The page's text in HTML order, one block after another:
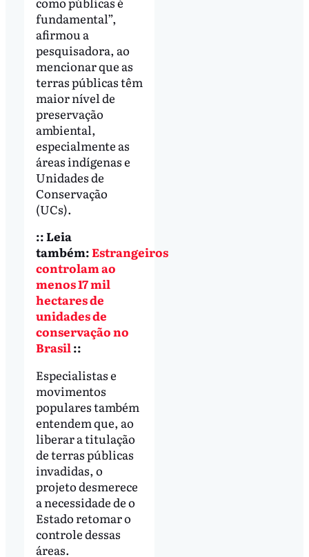
fundamental”,
afirmou a
pesquisadora, ao
mencionar que as
terras públicas têm
maior nível de
preservação
ambiental,
especialmente as
áreas indígenas e
Unidades de
Conservação
(UCs).
:: Leia
também:Estrangeiros
controlam ao
menos 17 mil
hectares de
unidades de
conservação no
Brasil::
Especialistas e
movimentos
populares também
entendem que, ao
liberar a titulação
de terras públicas
invadidas, o
projeto desmerece
a necessidade de o
Estado retomar o
controle dessas
áreas.